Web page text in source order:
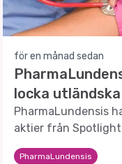
för en månad sedan
locka
PharmaLundensis
aktier från
framtida
PharmaLundensis